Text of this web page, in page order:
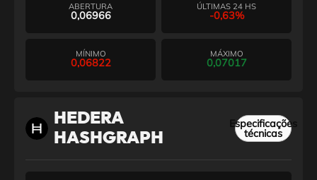
ABERTURA
0,06966
ÚLTIMAS 24 HS
-0,63%
MÍNIMO
0,06822
MÁXIMO
0,07017
HEDERA
HASHGRAPH
Especificações
técnicas